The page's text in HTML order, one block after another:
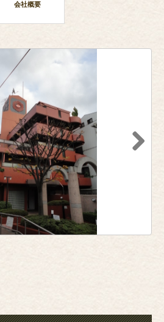
会社概要